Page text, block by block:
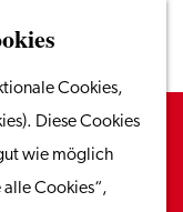
Cookies,
Diese Cookies
wie möglich
Cookies“,
Wasser aus
& Wandern
& Trinken
ist nicht mehr
Angebot
an.